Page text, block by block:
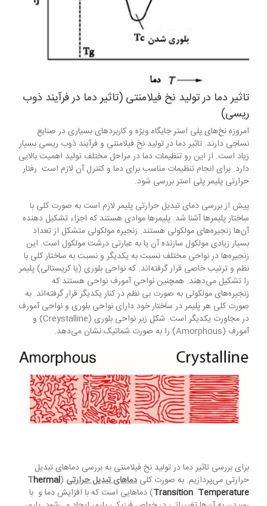
تاثیر دما در تولید نخ فیلامنتی (تاثیر دما در فرآیند ذوب
ریسی)
امروزه نخ‌های پلی استر جایگاه ویژه و کاربردهای بسیاری در صنایع
نساجی دارند. تاثیر دما در تولید نخ فیلامنتی و فرآیند ذوب ریسی بسیار
زیاد است. از این رو تنظیمات دما در مراحل مختلف تولید اهمیت بالایی
دارد. برای انجام تنظیمات مناسب برای دما و کنترل آن لازم است رفتار
حرارتی پلیمر پلی استر بررسی شود.
پیش از بررسی دمای تبدیل حرارتی پلیمر لازم است به صورت کلی با
ساختار پلیمرها آشنا شد. پلیمرها موادی هستند که اجزاء تشکیل دهنده
آن‌ها زنجیره‌های مولکولی هستند. زنجیره مولکولی متشکل از تعداد
بسیار زیادی مولکول سازنده آن یا به عبارتی درشت مولکول است. این
زنجیره‌ها در نواحی مختلف نسبت به یکدیگر و نسبت به ساختار کلی با
نظم و ترتیب خاصی قرار گرفته‌اند. که نواحی بلوری (یا کریستالی) پلیمر
را تشکیل می‌دهند. همچنین نواحی آمورف نواحی هستند که
زنجیره‌های مولکولی به صورت بی نظم در کنار یکدیگر قرار گرفته‌اند. به
صورت کلی هر پلیمر در ساختار خود دارای نواحی بلوری و نواحی آمورف
در مجاورت یکدیگر است. شکل زیر نواحی بلوری (Creystalline) و
آمورف (Amorphous) را به صورت شماتیک نشان می‌دهد.
برای بررسی تاثیر دما در تولید نخ فیلامنتی به بررسی دماهای تبدیل
حرارتی می‌پردازیم. به صورت کلی دماهای تبدیل حرارتی (
Thermal
Transition Temperature
) دماهایی است که با افزایش دما و با